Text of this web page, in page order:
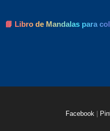
📘 Libro de Mandalas para
Facebook